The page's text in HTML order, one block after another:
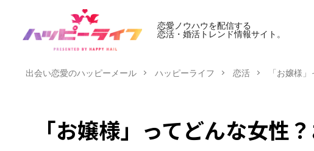
恋愛ノウハウを配信する
恋活・婚活トレンド情報サイト。
出会い恋愛のハッピーメール ハッピーライフ 恋活 「お嬢様
「お嬢様」ってどんな女性